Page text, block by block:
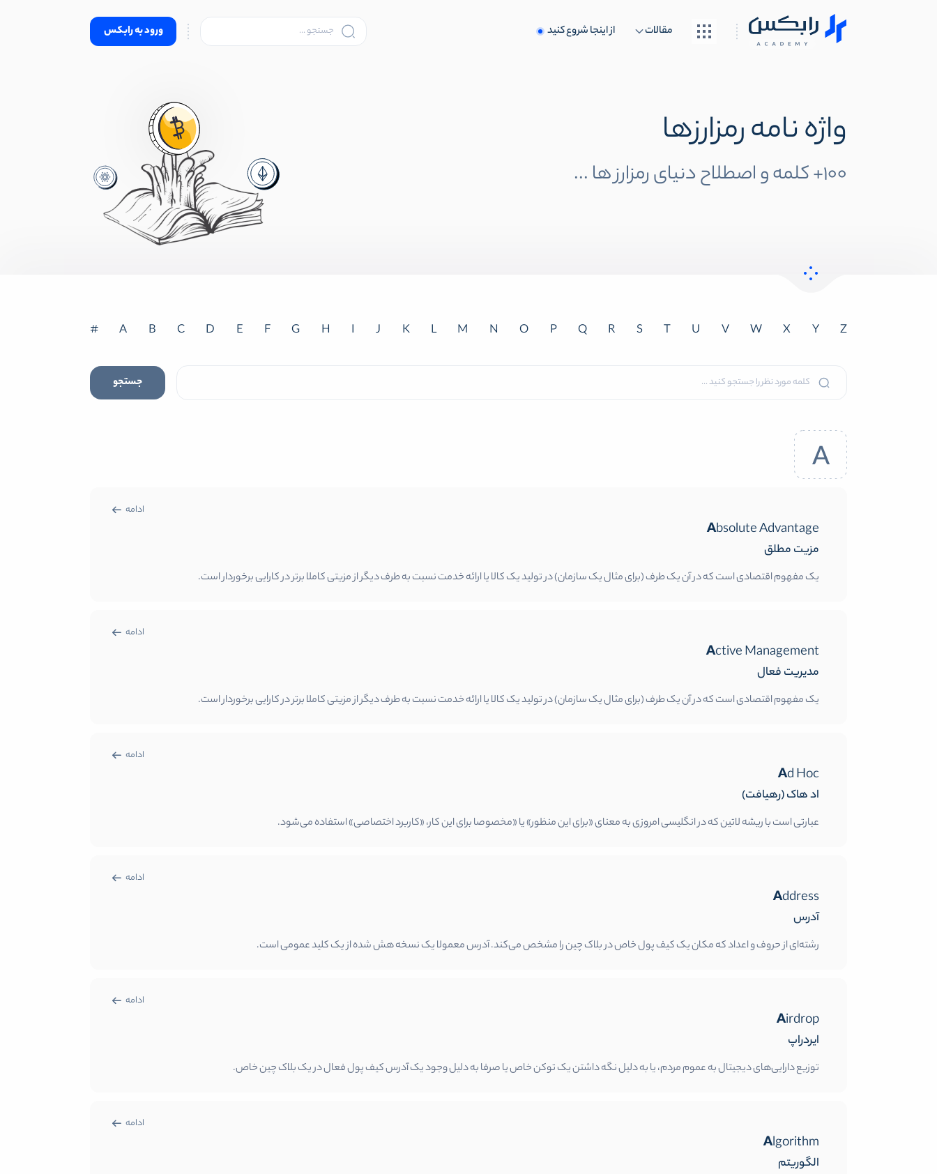
مقالات از اینجا شروع کنید ورود به رابکس
واژه نامه رمزارزها
100+ کلمه و اصطلاح دنیای رمزارز ها ...
# A B C D E F G H I J K L M N O P Q R S T U V W X Y Z
جستجو
A
ادامه
Absolute Advantage
مزیت مطلق
یک مفهوم اقتصادی است که در آن یک طرف (برای مثال یک سازمان) در تولید یک کالا یا ارائه خدمت نسبت به طرف دیگر از مزیتی کاملا برتر در کارایی برخوردار است.
ادامه
Active Management
مدیریت فعال
یک مفهوم اقتصادی است که در آن یک طرف (برای مثال یک سازمان) در تولید یک کالا یا ارائه خدمت نسبت به طرف دیگر از مزیتی کاملا برتر در کارایی برخوردار است.
ادامه
Ad Hoc
اد هاک (رهیافت)
عبارتی است با ریشه لاتین که در انگلیسی امروزی به معنای «برای این منظور» یا «مخصوصا برای این کار، «کاربرد اختصاصی» استفاده می‌شود.
ادامه
Address
آدرس
رشته‌ای از حروف و اعداد که مکان یک کیف پول خاص در بلاک چین را مشخص می‌کند. آدرس معمولا یک نسخه هش شده از یک کلید عمومی است.
ادامه
Airdrop
ایردراپ
توزیع دارایی‌های دیجیتال به عموم مردم، یا به دلیل نگه داشتن یک توکن خاص یا صرفا به دلیل وجود یک آدرس کیف پول فعال در یک بلاک چین خاص.
ادامه
Algorithm
الگوریتم